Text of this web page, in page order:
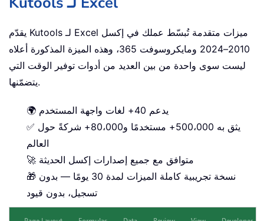
يقدّم Kutools لـ Excel ميزات متقدمة تُبسّط عملك في إكسل
2010–2024 ومايكروسوفت 365، وهذه الميزة المذكورة أعلاه
ليست سوى واحدة من بين العديد من أدوات توفير الوقت التي
يتضمّنها.
🌍 يدعم 40+ لغات واجهة المستخدم
✅ يثق به 500،000+ مستخدمًا و80،000+ شركةً حول
العالم
🚀 متوافق مع جميع إصدارات إكسل الحديثة
🎁 نسخة تجريبية كاملة الميزات لمدة 30 يومًا — بدون
تسجيل، بدون قيود